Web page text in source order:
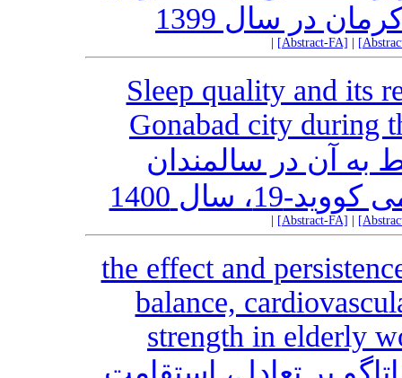
در سال 1399
[Abstract-FA]
Sleep quality and its
Gonabad city during
به آن در سالمندان
سال 1400
[Abstract-FA]
the effect and
balance,
strength in elderly